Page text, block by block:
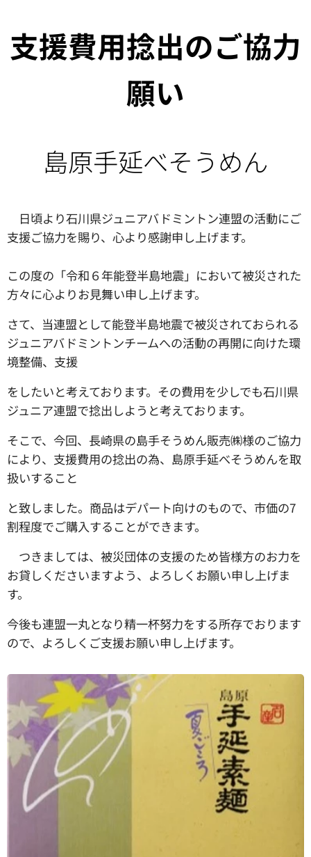
支援費用捻出のご協力
願い
島原手延べそうめん
日頃より石川県ジュニアバドミントン連盟の活動にご
支援ご協力を賜り、心より感謝申し上げます。
この度の「令和６年能登半島地震」において被災された
方々に心よりお見舞い申し上げます。
さて、当連盟として能登半島地震で被災されておられる
ジュニアバドミントンチームへの活動の再開に向けた環
境整備、支援
をしたいと考えております。その費用を少しでも石川県
ジュニア連盟で捻出しようと考えております。
そこで、今回、長崎県の島手そうめん販売㈱様のご協力
により、支援費用の捻出の為、島原手延べそうめんを取
扱いすること
と致しました。商品はデパート向けのもので、市価の7
割程度でご購入することができます。
つきましては、被災団体の支援のため皆様方のお力を
お貸しくださいますよう、よろしくお願い申し上げま
す。
今後も連盟一丸となり精一杯努力をする所存でおります
ので、よろしくご支援お願い申し上げます。